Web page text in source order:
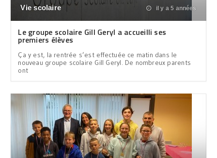
Vie scolaire il y a 5 années
Le groupe scolaire Gill Geryl a accueilli ses
premiers élèves
Ça y est, la rentrée s’est effectuée ce matin dans le
nouveau groupe scolaire Gill Geryl. De nombreux parents
ont